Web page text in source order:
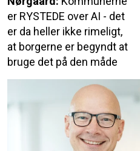
er RYSTEDE over AI - det
er da heller ikke rimeligt,
at borgerne er begyndt at
bruge det på den måde